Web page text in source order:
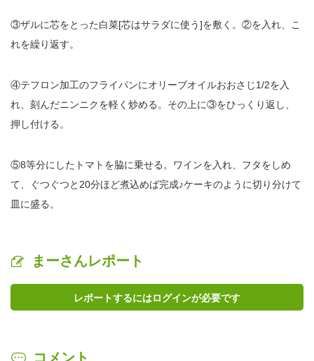
③ザルに芯をとった白菜[芯はサラダに使う]を敷く。②を入れ、こ
れを繰り返す。
④テフロン加工のフライパンにオリーブオイルおおさじ1/2を入
れ、刻んだニンニクを軽く炒める。その上に③をひっくり返し、
押し付ける。
⑤8等分にしたトマトを脇に乗せる。ワインを入れ、フタをしめ
て、ぐつぐつと20分ほど煮込めば完成♪ケーキのように切り分けて
皿に盛る。
まーさんレポート
レポートするにはログインが必要です
コメント